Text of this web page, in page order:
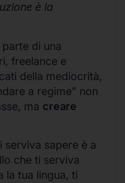
è la
di una
freelance e
della mediocrità,
a regime” non
ma creare
serviva sapere è a
che ti serviva
la tua lingua, ti